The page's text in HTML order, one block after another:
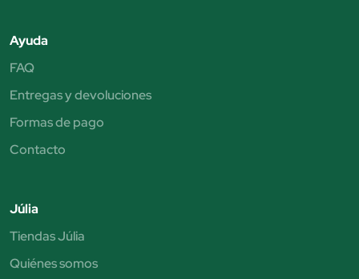
Ayuda
FAQ
Entregas y devoluciones
Formas de pago
Contacto
Júlia
Tiendas Júlia
Quiénes somos